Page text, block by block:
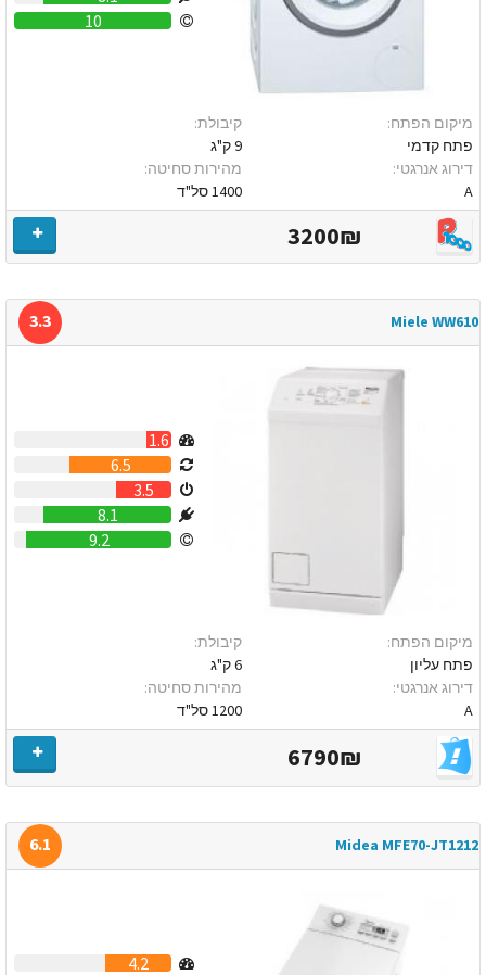
10
מיקום הפתח:
פתח קדמי
דירוג אנרגטי:
A
קיבולת:
9 ק"ג
מהירות סחיטה:
1400 סל"ד
3200₪
Miele WW610
3.3
1.6
6.5
3.5
8.1
9.2
מיקום הפתח:
פתח עליון
דירוג אנרגטי:
A
קיבולת:
6 ק"ג
מהירות סחיטה:
1200 סל"ד
6790₪
Midea MFE70-JT1212
6.1
4.2